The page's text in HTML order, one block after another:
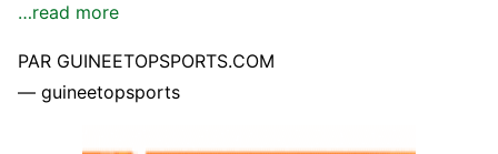
…read more
PAR GUINEETOPSPORTS.COM
— guineetopsports